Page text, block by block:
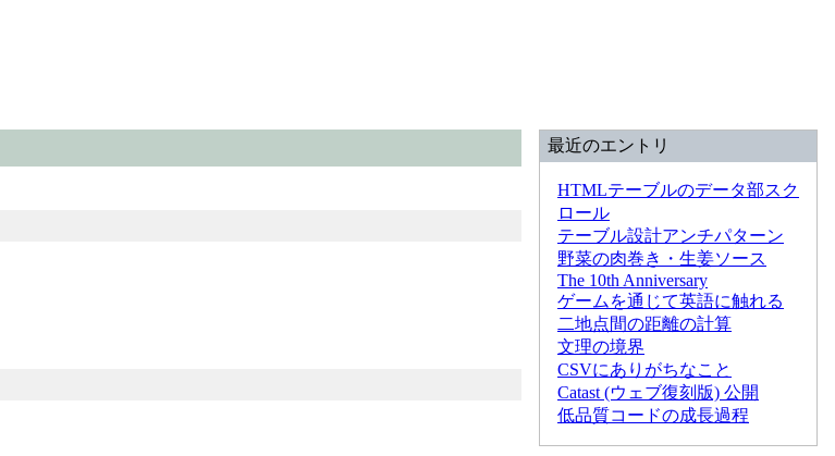
最近のエントリ
HTMLテーブルのデータ部スク
ロール
テーブル設計アンチパターン
野菜の肉巻き・生姜ソース
The 10th Anniversary
ゲームを通じて英語に触れる
二地点間の距離の計算
文理の境界
CSVにありがちなこと
Catast (ウェブ復刻版) 公開
低品質コードの成長過程